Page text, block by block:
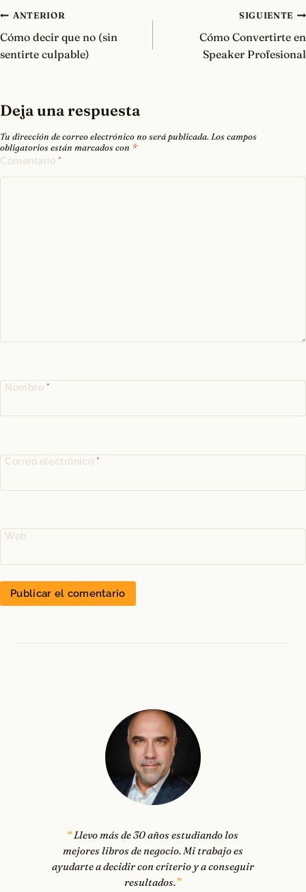
Navegación
de
entradas
ANTERIOR
Cómo decir que no (sin
sentirte culpable)
SIGUIENTE
Cómo Convertirte en
Speaker Profesional
Deja una respuesta
Tu dirección de correo electrónico no será publicada. Los campos
obligatorios están marcados con *
Comentario *
Nombre *
Correo electrónico *
Web
Llevo más de 30 años estudiando los
mejores libros de negocio. Mi trabajo es
ayudarte a decidir con criterio y a conseguir
resultados.